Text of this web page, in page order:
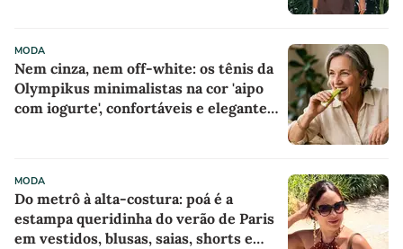
MODA
Nem cinza, nem off-white: os tênis da
Olympikus minimalistas na cor 'aipo
com iogurte', confortáveis e elegantes
todo com saias ou calças largas
MODA
Do metrô à alta-costura: poá é a
estampa queridinha do verão de Paris
em vestidos, blusas, saias, shorts e